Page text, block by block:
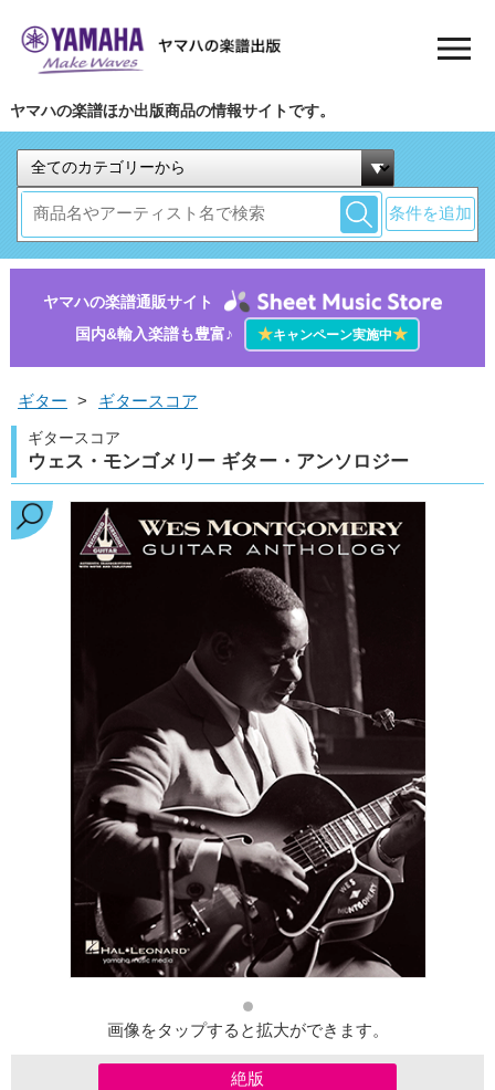
ヤマハの楽譜ほか出版商品の情報サイトです。
条件を追加
ヤマハの楽譜通販サイト
国内&輸入楽譜も豊富♪
★キャンペーン実施中★
ギター > ギタースコア
ギタースコア
ウェス・モンゴメリー ギター・アンソロジー
画像をタップすると拡大ができます。
絶版